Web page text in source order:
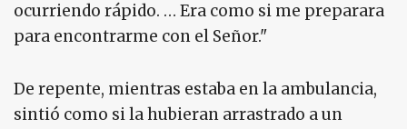
ocurriendo rápido. … Era como si me preparara
para encontrarme con el Señor."
De repente, mientras estaba en la ambulancia,
sintió como si la hubieran arrastrado a un